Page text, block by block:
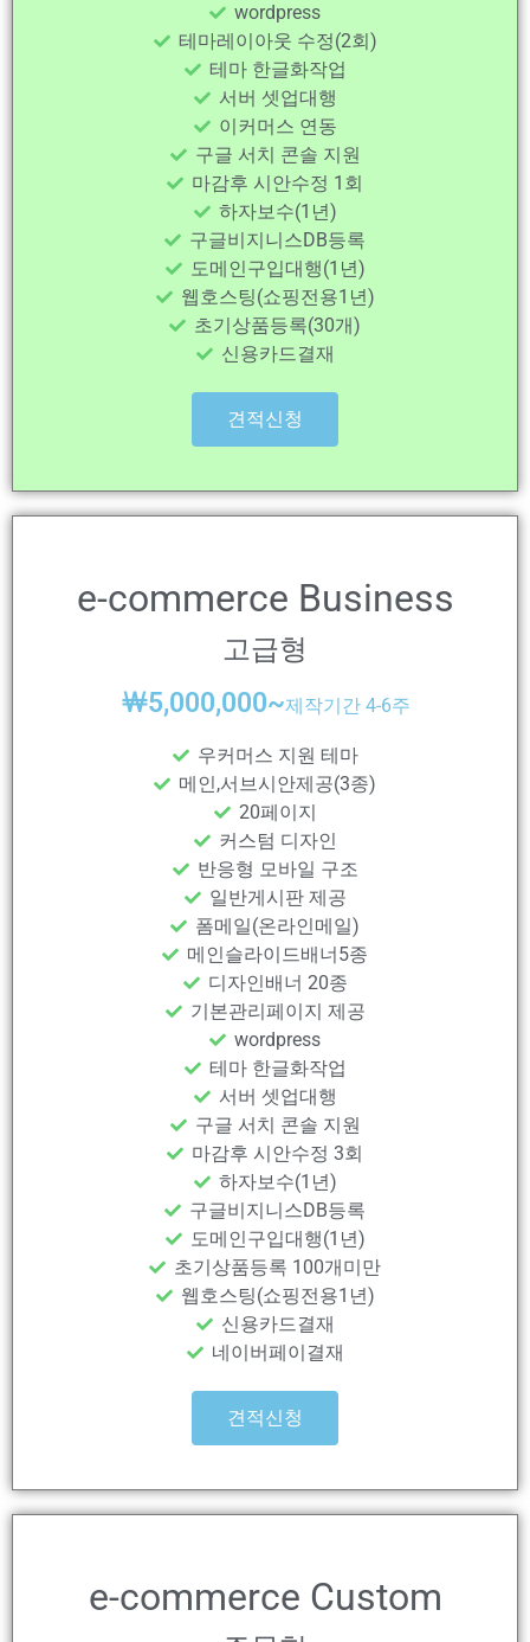
wordpress
테마레이아웃 수정(2회)
테마 한글화작업
서버 셋업대행
이커머스 연동
구글 서치 콘솔 지원
마감후 시안수정 1회
하자보수(1년)
구글비지니스DB등록
도메인구입대행(1년)
웹호스팅(쇼핑전용1년)
초기상품등록(30개)
신용카드결재
견적신청
e-commerce Business
고급형
￦5,000,000~제작기간 4-6주
우커머스 지원 테마
메인,서브시안제공(3종)
20페이지
커스텀 디자인
반응형 모바일 구조
일반게시판 제공
폼메일(온라인메일)
메인슬라이드배너5종
디자인배너 20종
기본관리페이지 제공
wordpress
테마 한글화작업
서버 셋업대행
구글 서치 콘솔 지원
마감후 시안수정 3회
하자보수(1년)
구글비지니스DB등록
도메인구입대행(1년)
초기상품등록 100개미만
웹호스팅(쇼핑전용1년)
신용카드결재
네이버페이결재
견적신청
e-commerce Custom